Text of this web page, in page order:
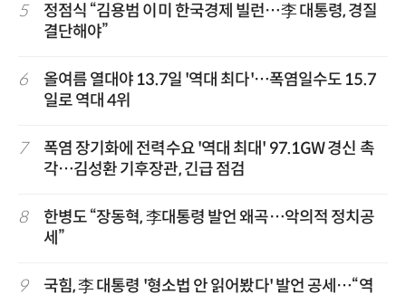
5
정점식 “김용범 이미 한국경제 빌런…李 대통령, 경질
결단해야”
6
올여름 열대야 13.7일 '역대 최다'…폭염일수도 15.7
일로 역대 4위
7
폭염 장기화에 전력수요 '역대 최대' 97.1GW 경신 촉
각…김성환 기후장관, 긴급 점검
8
한병도 “장동혁, 李대통령 발언 왜곡…악의적 정치공
세”
9
국힘, 李 대통령 '형소법 안 읽어봤다' 발언 공세…“역